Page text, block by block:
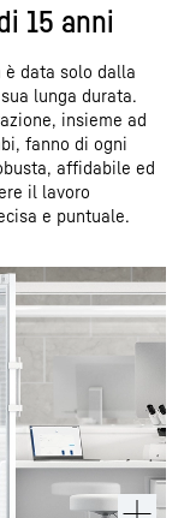
15 anni
è data solo dalla
lunga durata.
insieme ad
fanno di ogni
affidabile ed
il lavoro
e puntuale.